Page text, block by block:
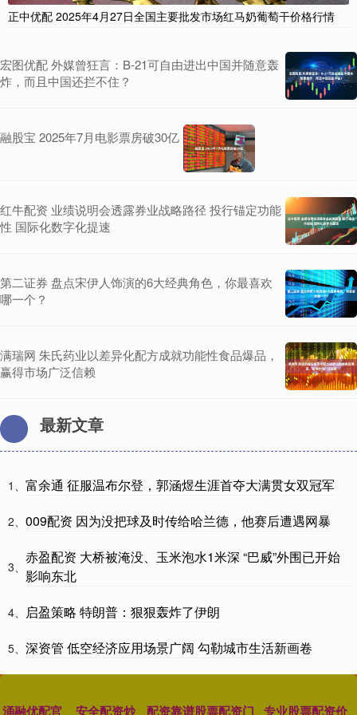
正中优配 2025年4月27日全国主要批发市场红马奶葡萄干价格行情
宏图优配 外媒曾狂言：B-21可自由进出中国并随意轰
炸，而且中国还拦不住？
融股宝 2025年7月电影票房破30亿
红牛配资 业绩说明会透露券业战略路径 投行锚定功能
性 国际化数字化提速
第二证券 盘点宋伊人饰演的6大经典角色，你最喜欢
哪一个？
满瑞网 朱氏药业以差异化配方成就功能性食品爆品，
赢得市场广泛信赖
最新文章
1、 富余通 征服温布尔登，郭涵煜生涯首夺大满贯女双冠军
2、 009配资 因为没把球及时传给哈兰德，他赛后遭遇网暴
3、
赤盈配资 大桥被淹没、玉米泡水1米深 “巴威”外围已开始
影响东北
4、 启盈策略 特朗普：狠狠轰炸了伊朗
5、 深资管 低空经济应用场景广阔 勾勒城市生活新画卷
涌融优配官 安全配资炒 配资靠谱股票配资门 专业股票配资价